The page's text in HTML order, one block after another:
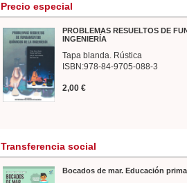
Precio especial
PROBLEMAS RESUELTOS DE
INGENIERÍA
Tapa blanda. Rústica
ISBN:978-84-9705-088-3
2,00 €
Transferencia social
Bocados de mar. Educación